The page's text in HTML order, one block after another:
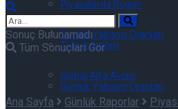
Günlük Yabancı Oranları
Global Alfa Avcısı
Piyasalarda Bugün
Teknik Bülten
Günlük Yabancı Oranları
Sonuç Bulunamadı
Tüm Sonuçları Gör
Ana Sayfa Günlük Raporlar